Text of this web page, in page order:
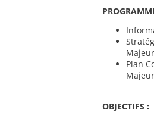
Plan
OBJECTIFS :